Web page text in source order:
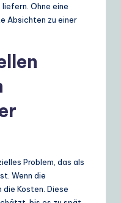
Ohne eine
Absichten zu einer
Problem, das als
Wenn die
Kosten. Diese